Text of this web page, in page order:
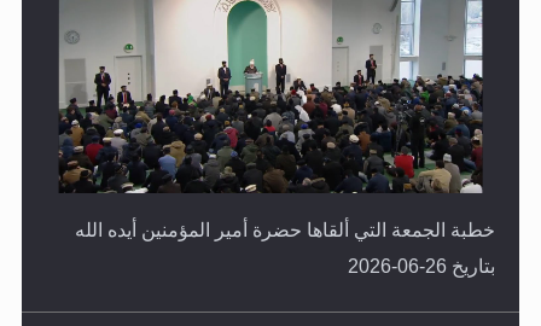
خطبة الجمعة التي ألقاها حضرة أمير المؤمنين أيده الله